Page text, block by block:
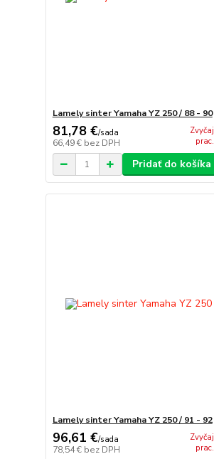
Lamely sinter Yamaha YZ 250 / 88 - 90
81,78 €/sada
66,49 € bez DPH
Pridať do košíka
Lamely sinter Yamaha YZ 250 / 91 - 92
96,61 €/sada
78,54 € bez DPH